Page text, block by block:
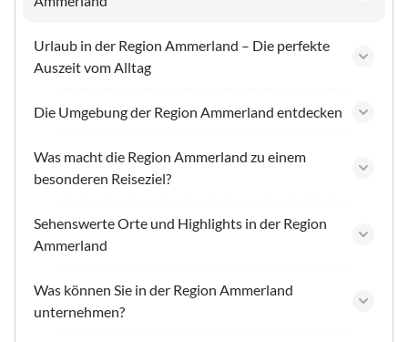
Urlaub in der Region Ammerland – Die perfekte
Auszeit vom Alltag
Die Umgebung der Region Ammerland entdecken
Was macht die Region Ammerland zu einem
besonderen Reiseziel?
Sehenswerte Orte und Highlights in der Region
Ammerland
Was können Sie in der Region Ammerland
unternehmen?